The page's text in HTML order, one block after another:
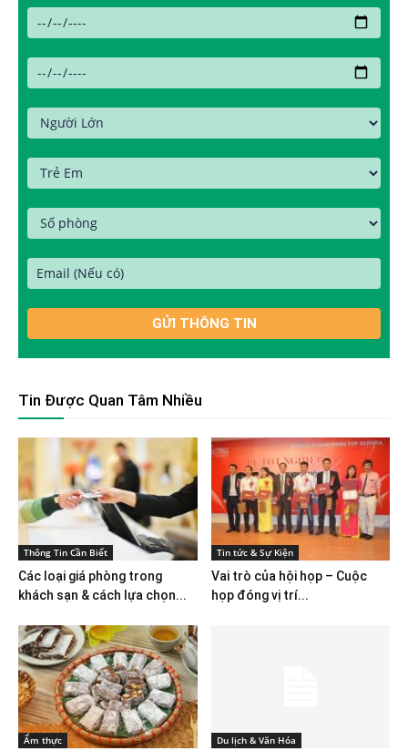
Tin Được Quan Tâm Nhiều
Thông Tin Cần Biết
Các loại giá phòng trong
khách sạn & cách lựa chọn...
Tin tức & Sự Kiện
Vai trò của hội họp – Cuộc
họp đóng vị trí...
Ẩm thực Du lịch & Văn Hóa